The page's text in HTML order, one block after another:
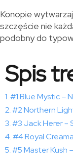
Konopie
szczęście nie
podobny do
Spis
#1 Blue Mystic –
#2 Northern
#3 Jack Herer –
#4 Royal
#5 Master Kush